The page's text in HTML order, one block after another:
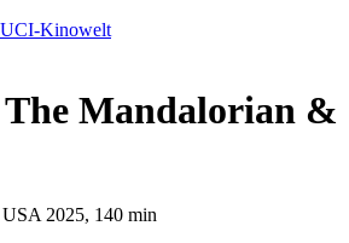
UCI-Kinowelt
Mandalorian &
2025, 140 min